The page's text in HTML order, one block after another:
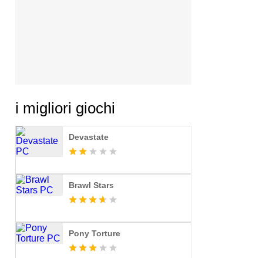
i migliori giochi
Devastate
Brawl Stars
Pony Torture